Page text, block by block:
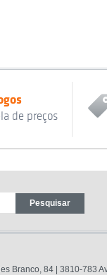
de preços
Branco, 84 | 3810-783